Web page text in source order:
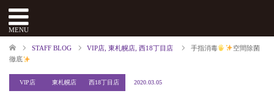
MENU
STAFF BLOG VIP店 東札幌店 西18丁目店 手指消毒
空間除菌
徹底
VIP店 東札幌店 西18丁目店 2020.03.05